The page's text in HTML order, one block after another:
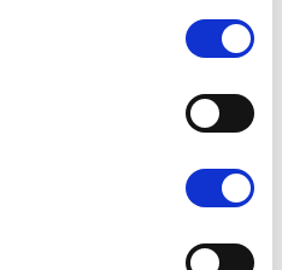
que
public que
une